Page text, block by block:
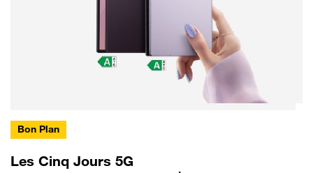
Bon Plan
Les Cinq Jours 5G